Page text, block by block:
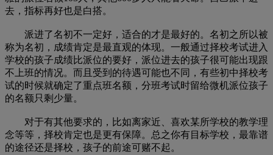
去，指标再好也是白搭。
派进了名初不一定好，适合的才是最好的。名初之所以被
称为名初，成绩肯定是最直观的体现。一般通过择校考试进入
学校的孩子成绩比派位的要好，派位进去的孩子很可能出现跟
不上班的情况。而且受到的待遇可能也不同，有些初中择校考
试的时候就确定了重点班名额，分班考试时留给微机派位孩子
的名额只剩少量。
对于有其他要求的，比如离家近、喜欢某所学校的教学理
念等等，择校肯定也是更有保障。总之你有目标学校，最靠谱
的途径还是择校，孩子的前途可赌不起。